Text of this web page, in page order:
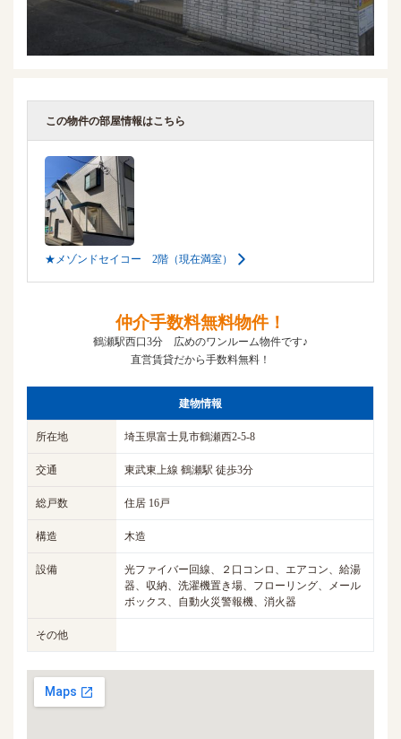
この物件の部屋情報はこちら
★メゾンドセイコー 2階（現在満室）
仲介手数料無料物件！
鶴瀬駅西口3分 広めのワンルーム物件です♪
直営賃貸だから手数料無料！
建物情報
所在地 埼玉県富士見市鶴瀬西2-5-8
交通 東武東上線 鶴瀬駅 徒歩3分
総戸数 住居 16戸
構造 木造
設備
光ファイバー回線、２口コンロ、エアコン、給湯
器、収納、洗濯機置き場、フローリング、メール
ボックス、自動火災警報機、消火器
その他